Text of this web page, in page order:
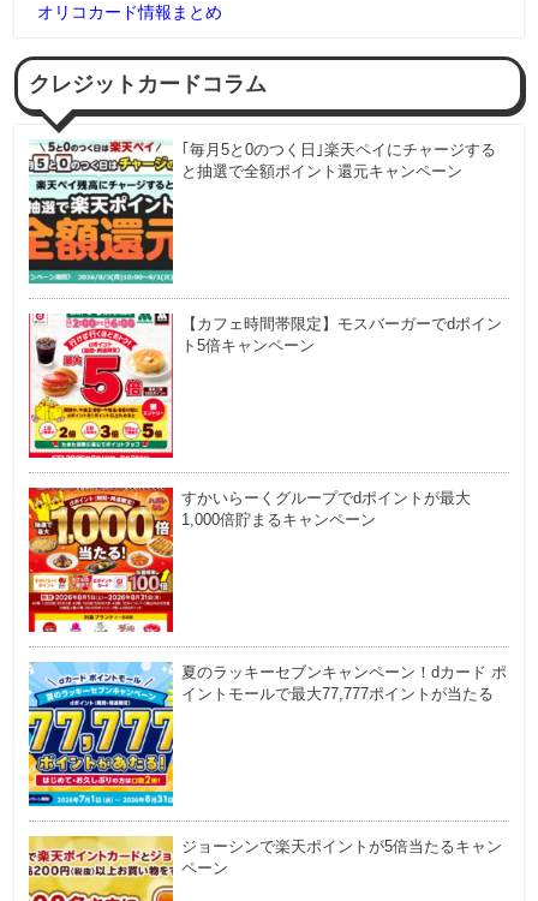
オリコカード情報まとめ
クレジットカードコラム
｢毎月5と0のつく日｣楽天ペイにチャージする
と抽選で全額ポイント還元キャンペーン
【カフェ時間帯限定】モスバーガーでdポイン
ト5倍キャンペーン
すかいらーくグループでdポイントが最大
1,000倍貯まるキャンペーン
夏のラッキーセブンキャンペーン！dカード ポ
イントモールで最大77,777ポイントが当たる
ジョーシンで楽天ポイントが5倍当たるキャン
ペーン